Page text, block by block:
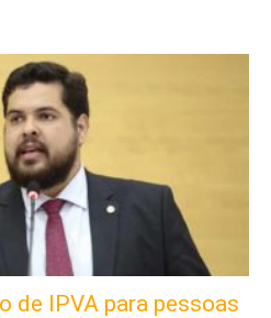
de IPVA para pessoas